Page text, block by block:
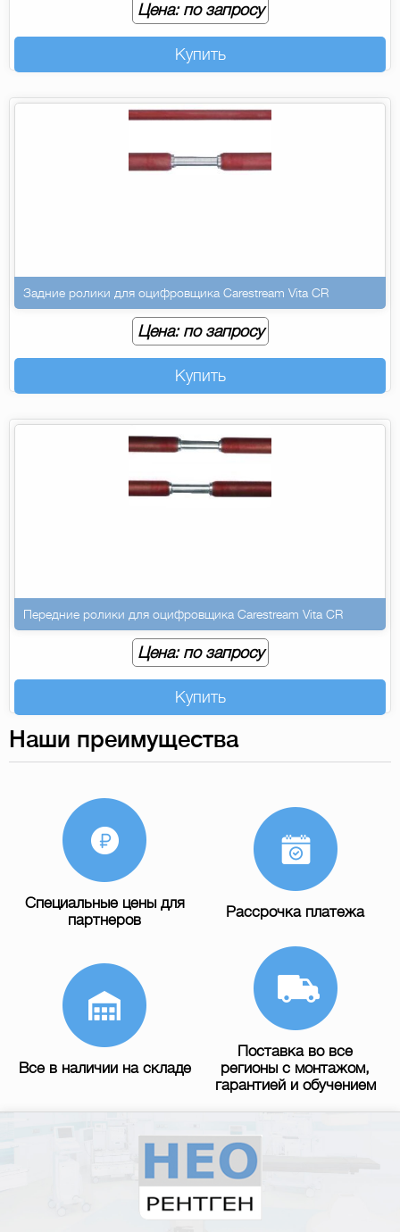
Цена: по запросу
Купить
Задние ролики для оцифровщика Carestream Vita CR
Цена: по запросу
Купить
Передние ролики для оцифровщика Carestream Vita CR
Цена: по запросу
Купить
Наши преимущества
Специальные цены для
партнеров
Рассрочка платежа
Все в наличии на складе
Поставка во все
регионы с монтажом,
гарантией и обучением